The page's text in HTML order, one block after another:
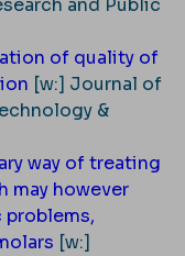
and Public
of quality of
[w:] Journal of
&
way of treating
may however
[w:]